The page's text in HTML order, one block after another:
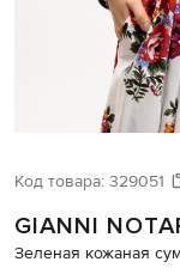
Давайте подберем
Код товара: 329051
GIANNI
Зеленая кожаная